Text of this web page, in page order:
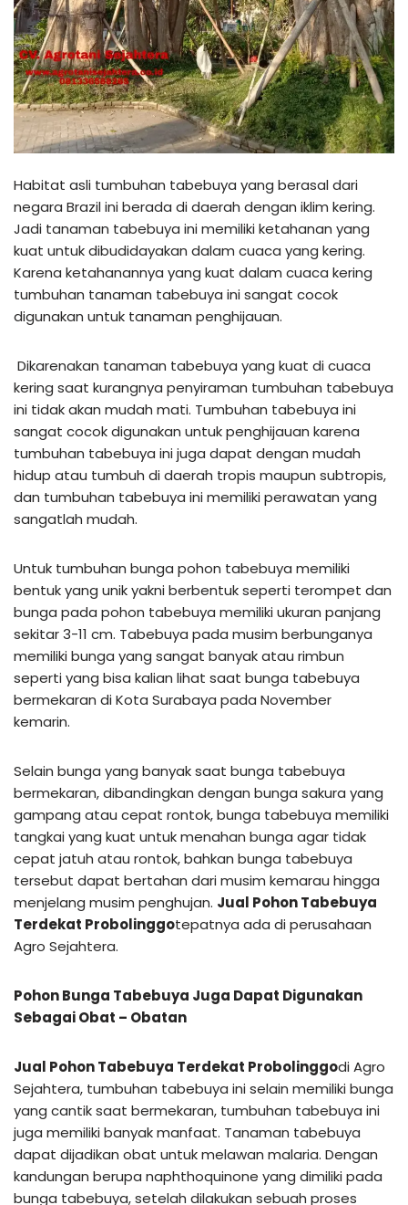
Habitat asli tumbuhan tabebuya yang berasal dari
negara Brazil ini berada di daerah dengan iklim kering.
Jadi tanaman tabebuya ini memiliki ketahanan yang
kuat untuk dibudidayakan dalam cuaca yang kering.
Karena ketahanannya yang kuat dalam cuaca kering
tumbuhan tanaman tabebuya ini sangat cocok
digunakan untuk tanaman penghijauan.
Dikarenakan tanaman tabebuya yang kuat di cuaca
kering saat kurangnya penyiraman tumbuhan tabebuya
ini tidak akan mudah mati. Tumbuhan tabebuya ini
sangat cocok digunakan untuk penghijauan karena
tumbuhan tabebuya ini juga dapat dengan mudah
hidup atau tumbuh di daerah tropis maupun subtropis,
dan tumbuhan tabebuya ini memiliki perawatan yang
sangatlah mudah.
Untuk tumbuhan bunga pohon tabebuya memiliki
bentuk yang unik yakni berbentuk seperti terompet dan
bunga pada pohon tabebuya memiliki ukuran panjang
sekitar 3-11 cm. Tabebuya pada musim berbunganya
memiliki bunga yang sangat banyak atau rimbun
seperti yang bisa kalian lihat saat bunga tabebuya
bermekaran di Kota Surabaya pada November
kemarin.
Selain bunga yang banyak saat bunga tabebuya
bermekaran, dibandingkan dengan bunga sakura yang
gampang atau cepat rontok, bunga tabebuya memiliki
tangkai yang kuat untuk menahan bunga agar tidak
cepat jatuh atau rontok, bahkan bunga tabebuya
tersebut dapat bertahan dari musim kemarau hingga
menjelang musim penghujan. Jual Pohon Tabebuya
Terdekat Probolinggotepatnya ada di perusahaan
Agro Sejahtera.
Pohon Bunga Tabebuya Juga Dapat Digunakan
Sebagai Obat – Obatan
Jual Pohon Tabebuya Terdekat Probolinggodi Agro
Sejahtera, tumbuhan tabebuya ini selain memiliki bunga
yang cantik saat bermekaran, tumbuhan tabebuya ini
juga memiliki banyak manfaat. Tanaman tabebuya
dapat dijadikan obat untuk melawan malaria. Dengan
kandungan berupa naphthoquinone yang dimiliki pada
bunga tabebuya, setelah dilakukan sebuah proses